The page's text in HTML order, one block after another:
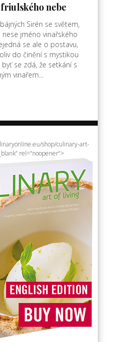
nebe
Sirén se světem,
nese jméno vinařského
se ale o postavu,
do činění s mystikou
se zdá, že setkání s
vinařem...
shop/culinary-art-
rel=“noopener“>